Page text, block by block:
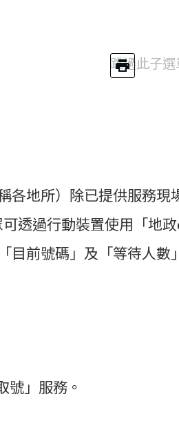
跳過此子
各地所）除已提供服務現
透過行動裝置使用「地
目前號碼」及「等待人數
號」服務。